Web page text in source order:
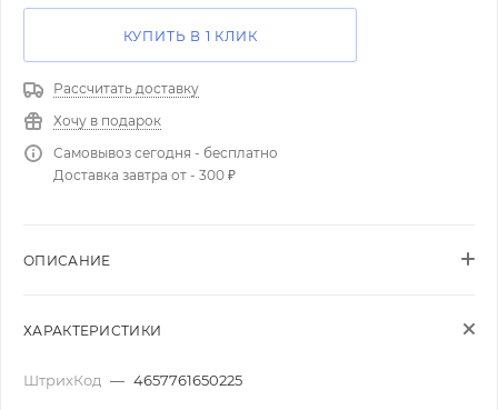
КУПИТЬ В 1 КЛИК
Рассчитать доставку
Хочу в подарок
Самовывоз сегодня - бесплатно
Доставка завтра от - 300 ₽
ОПИСАНИЕ
ХАРАКТЕРИСТИКИ
ШтрихКод — 4657761650225